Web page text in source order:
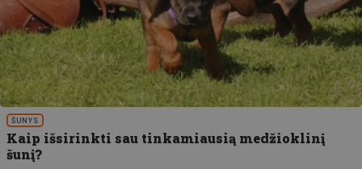
ŠUNYS
Kaip išsirinkti sau tinkamiausią medžioklinį
šunį?